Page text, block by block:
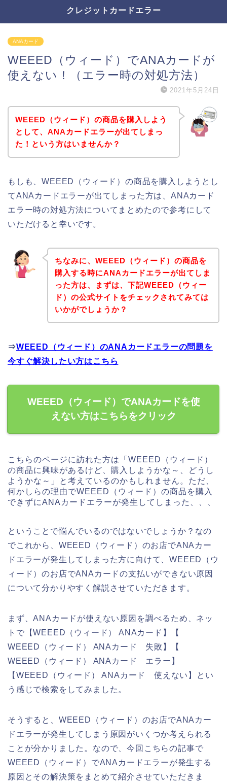
クレジットカードエラー
ANAカード
WEEED（ウィード）でANAカードが
使えない！（エラー時の対処方法）
2021年5月24日
WEEED（ウィード）の商品を購入しよう
として、ANAカードエラーが出てしまっ
た！という方はいませんか？
もしも、WEEED（ウィード）の商品を購入しようとし
てANAカードエラーが出てしまった方は、ANAカード
エラー時の対処方法についてまとめたので参考にして
いただけると幸いです。
ちなみに、WEEED（ウィード）の商品を
購入する時にANAカードエラーが出てしま
った方は、まずは、下記WEEED（ウィー
ド）の公式サイトをチェックされてみては
いかがでしょうか？
⇒WEEED（ウィード）のANAカードエラーの問題を
今すぐ解決したい方はこちら
WEEED（ウィード）でANAカードを使
えない方はこちらをクリック
こちらのページに訪れた方は「WEEED（ウィード）
の商品に興味があるけど、購入しようかな～、どうし
ようかな～」と考えているのかもしれません。ただ、
何かしらの理由でWEEED（ウィード）の商品を購入
できずにANAカードエラーが発生してしまった、、、
ということで悩んでいるのではないでしょうか？なの
でこれから、WEEED（ウィード）のお店でANAカー
ドエラーが発生してしまった方に向けて、WEEED（ウ
ィード）のお店でANAカードの支払いができない原因
について分かりやすく解説させていただきます。
まず、ANAカードが使えない原因を調べるため、ネッ
トで【WEEED（ウィード） ANAカード】【
WEEED（ウィード） ANAカード 失敗】【
WEEED（ウィード） ANAカード エラー】
【WEEED（ウィード） ANAカード 使えない】とい
う感じで検索をしてみました。
そうすると、WEEED（ウィード）のお店でANAカー
ドエラーが発生してしまう原因がいくつか考えられる
ことが分かりました。なので、今回こちらの記事で
WEEED（ウィード）でANAカードエラーが発生する
原因とその解決策をまとめて紹介させていただきま